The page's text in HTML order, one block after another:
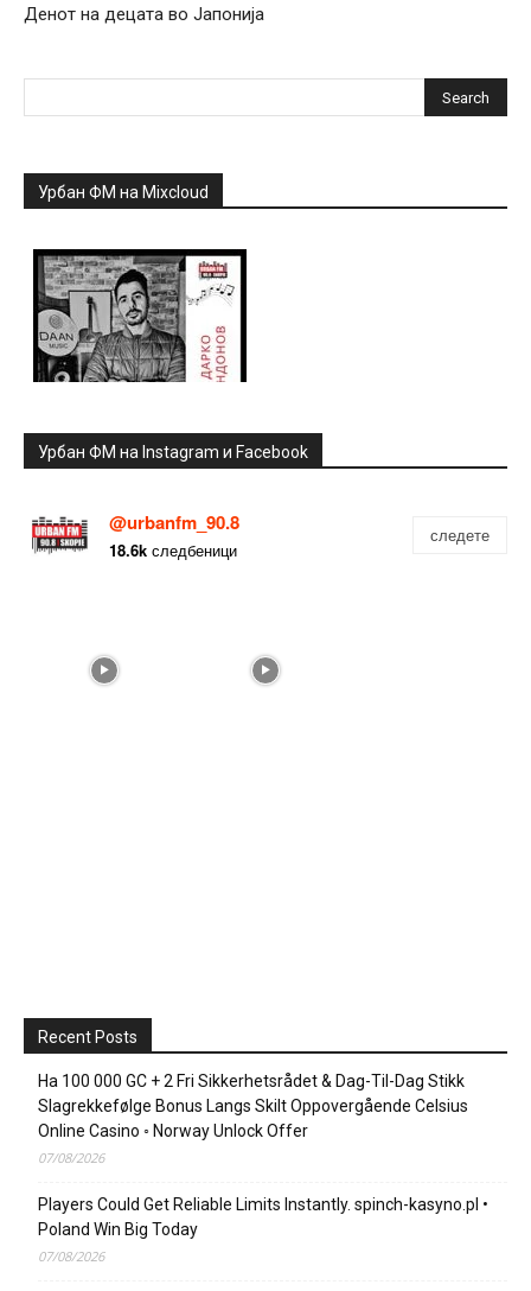
Денот на децата во Јапонија
Урбан ФМ на Mixcloud
Урбан ФМ на Instagram и Facebook
@urbanfm_90.8
18.6k следбеници
следете
Recent Posts
Ha 100 000 GC + 2 Fri Sikkerhetsrådet & Dag-Til-Dag Stikk
Slagrekkefølge Bonus Langs Skilt Oppovergående Celsius
Online Casino ◦ Norway Unlock Offer
07/08/2026
Players Could Get Reliable Limits Instantly. spinch-kasyno.pl •
Poland Win Big Today
07/08/2026